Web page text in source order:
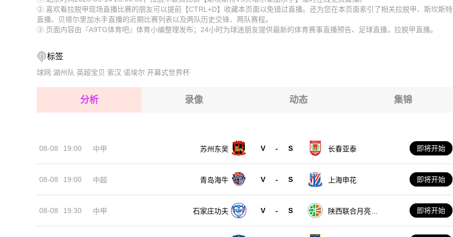
2026-08-15 【拉脱甲】 斯坎斯特VS贝塔尔里加水手
2026-08-15 【拉脱甲】 斯坎斯特VS贝塔尔里加水手
2026-08-14 【拉脱甲】 斯坎斯特VS贝塔尔里加水手
2026-08-15 【拉脱甲】 斯坎斯特VS贝塔尔里加水手
2026-08-15 【拉脱甲】 斯坎斯特VS贝塔尔里加水手
2026-08-15 【拉脱甲】 斯坎斯特VS贝塔尔里加水手
2026-08-15 【拉脱甲】 斯坎斯特VS贝塔尔里加水手
2026-08-15 【拉脱甲】 斯坎斯特VS贝塔尔里加水手
2026-08-14 【拉脱甲】 斯坎斯特VS贝塔尔里加水手
②.喜欢看拉脱甲现场直播比赛的朋友可以提前【CTRL+D】收藏本页面以免错过直播。还为您在本页面索引了相关拉脱甲、斯坎斯特
直播、贝塔尔里加水手直播的近期比赛列表以及两队历史交锋、两队赛程。
③.页面内容由『A9TG体育吧』体育小编整理发布；24小时为球迷朋友提供最新的体育赛事直播预告、足球直播，拉脱甲直播。
标签
球网 湖州队 英超宝贝 索汉 诺埃尔 开幕式世界杯
分析 录像 动态 集锦
08-08 19:00 中甲 苏州东吴 V - S 长春亚泰 即将开始
08-08 19:00 中超 青岛海牛 V - S 上海申花 即将开始
08-08 19:30 中甲 石家庄功夫 V - S
陕西联合月亮泊
即将开始